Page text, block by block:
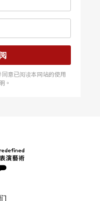
意已阅读本网站的使用
。